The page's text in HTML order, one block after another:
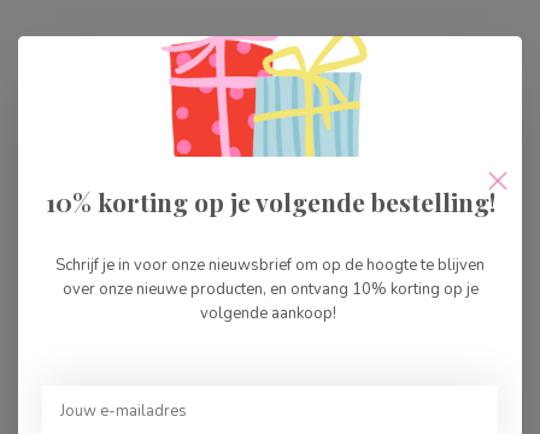
Gerelateerde producten
De Lantaarn Kijk en voel -
Dieren onder water
Huisdieren
Op voorraad
€8,99
Recent bekeken
10% korting op je volgende bestelling!
Schrijf je in voor onze nieuwsbrief om op de hoogte te blijven
over onze nieuwe producten, en ontvang 10% korting op je
volgende aankoop!